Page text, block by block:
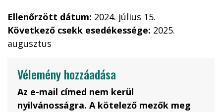
Ellenőrzött dátum: 2024. július 15.
Következő csekk esedékessége: 2025.
augusztus
Vélemény hozzáadása
Az e-mail címed nem kerül
nyilvánosságra. A kötelező mezők meg